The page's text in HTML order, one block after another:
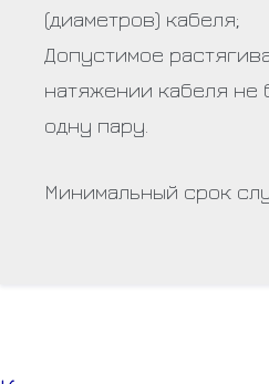
(диаметров) кабеля;
Допустимое
натяжении кабеля не
одну пару.
Минимальный срок